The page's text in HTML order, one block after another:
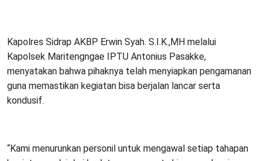
Kapolres Sidrap AKBP Erwin Syah. S.I.K.,MH melalui
Kapolsek Maritengngae IPTU Antonius Pasakke,
menyatakan bahwa pihaknya telah menyiapkan pengamanan
guna memastikan kegiatan bisa berjalan lancar serta
kondusif.
“Kami menurunkan personil untuk mengawal setiap tahapan